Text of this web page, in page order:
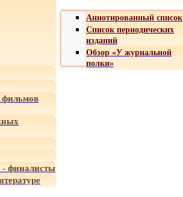
Аннотированный список
Список периодических
изданий
Обзор «У журнальной
полки»
- финалисты